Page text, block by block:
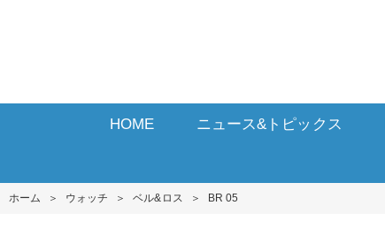
HOME ニュース&トピックス
ホーム ＞ ウォッチ ＞ ベル&ロス ＞ BR 05